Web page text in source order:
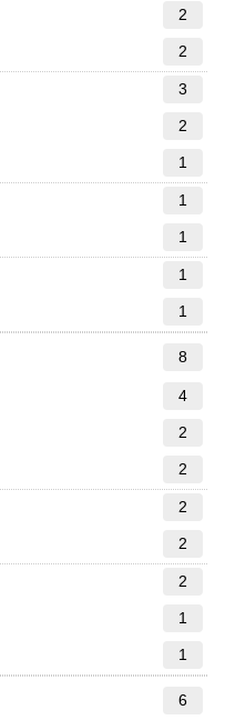
2
2
3
2
1
1
1
1
1
8
4
2
2
2
2
2
1
1
6